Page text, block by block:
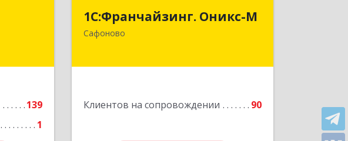
139
1
1С:Франчайзинг. Оникс-М
Сафоново
Клиентов на сопровождении 90
215500, Смоленская обл, Сафоновский
р-н, Сафоново г, Революционная ул,